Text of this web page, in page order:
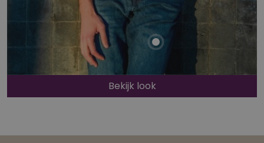
Bekijk look